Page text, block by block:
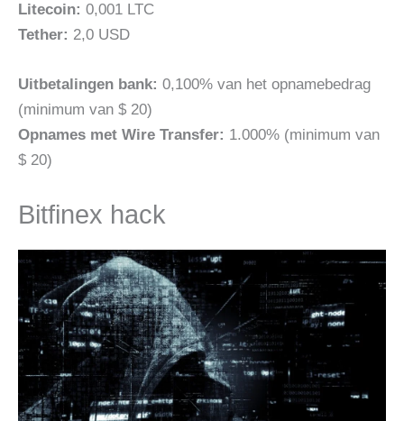
Litecoin: 0,001 LTC
Tether: 2,0 USD
Uitbetalingen bank: 0,100% van het opnamebedrag
(minimum van $ 20)
Opnames met Wire Transfer: 1.000% (minimum van
$ 20)
Bitfinex hack